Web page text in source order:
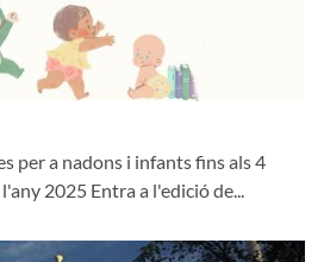
per a nadons i infants fins als 4
2025 Entra a l'edició de...